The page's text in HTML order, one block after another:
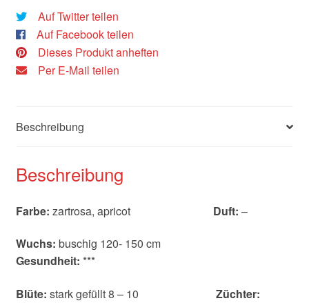
Auf Twitter teilen
Auf Facebook teilen
Dieses Produkt anheften
Per E-Mail teilen
Beschreibung
Beschreibung
Farbe: zartrosa, apricot Duft: –
Wuchs: buschig 120- 150 cm
Gesundheit: ***
Blüte: stark gefüllt 8 – 10 Züchter: